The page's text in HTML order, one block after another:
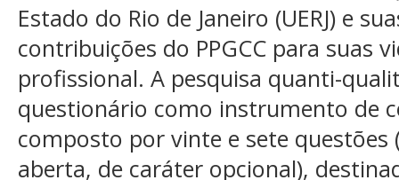
Estado do Rio de Janeiro (UERJ) e
contribuições do PPGCC para suas
profissional. A pesquisa quanti-
questionário como instrumento de
composto por vinte e sete questões
aberta, de caráter opcional),